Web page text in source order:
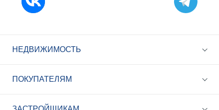
НЕДВИЖИМОСТЬ
ПОКУПАТЕЛЯМ